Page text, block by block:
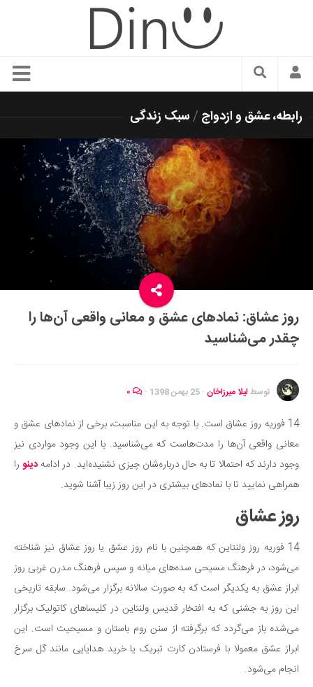
سبک زندگی
زیبایی و آرایش
شیک پوشی
دکوراسیون و چیدمان
رستوران گردی
سفر و گردشگری
ایران گردی
جهان گردی
موفقیت و مهارت‌های فردی
سلامت
تغذیه سالم
بهداشت
بیماری و درمان
کودک و مادر
ورزش و تندرستی
روانشناسی
مراکز پزشکی و دارویی
فرهنگ و هنر
سینما و تئاتر
تلویزیون
موسیقی
رابطه، عشق و ازدواج /سبک زندگی
روز عشاق: نمادهای عشق و معانی واقعی آن‌ها را
چقدر می‌شناسید
توسطلیلا میرزاخان · 25 بهمن 1398 ·
14 فوریه روز عشاق است. با توجه به این مناسبت، برخی از نمادهای عشق و
معانی واقعی آن‌ها را مدت‌هاست که می‌شناسید. با این وجود مواردی نیز
وجود دارند که احتمالا تا به حال درباره‌شان چیزی نشنیده‌اید. در ادامه دینورا
همراهی نمایید تا با نمادهای بیشتری در این روز زیبا آشنا شوید.
روز عشاق
14 فوریه روز ولنتاین که همچنین با نام روز عشق یا روز عشاق نیز شناخته
می‌شود، در فرهنگ مسیحی سده‌های میانه و سپس فرهنگ مدرن غربی روز
ابراز عشق به یکدیگر است که به صورت سالانه برگزار می‌شود. سابقه تاریخی
این روز به جشنی که به افتخار قدیس ولنتاین در کلیساهای کاتولیک برگزار
می‌شده باز می‌گردد که برگرفته از سنن روم باستان و مسیحیت است. این
ابراز عشق معمولا با فرستادن کارت تبریک یا خرید هدایایی مانند گل سرخ
انجام می‌شود.